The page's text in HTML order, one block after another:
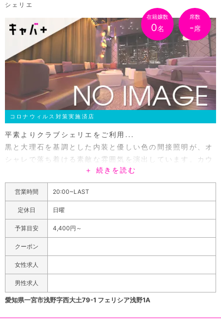
シェリエ
在籍嬢数
0名
席数
-席
コロナウィルス対策実施済店
平素よりクラブシェリエをご利用...
黒と大理石を基調とした内装と優しい色の間接照明が、オ
シャレで落ち着ける素敵な雰囲気を演出しています。カウ
ンター席とソファー席を完備していて、一人で静かに楽し
みたい方から団体でワイワイ楽しみたい方まで、どなたで
も楽しめるラウンジです。シェリエには若くて綺麗なママ
をはじめ、可愛い系や癒し系など様々なタイプの美女が在
籍しています。話し上手や聞き上手な女性がおもてなしを
してくれるから、いつ遊びに来てもお客様を飽きさせるこ
とはありません。セット時間は120分と長めに設定されて
いるので、ゆっくりお酒を飲みながら会話をお楽しみくだ
さい。
＋ 続きを読む
営業時間 20:00~LAST
定休日 日曜
予算目安 4,400円～
クーポン
女性求人
男性求人
愛知県一宮市浅野字西大土79-1 フェリシア浅野1A